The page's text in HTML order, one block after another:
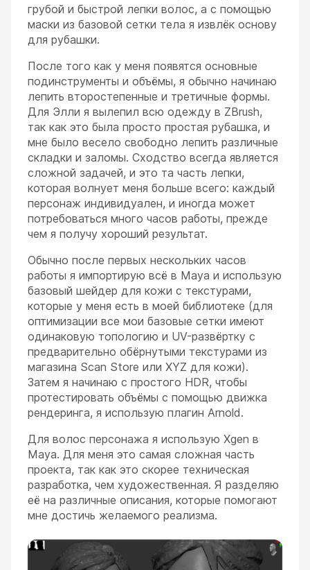
грубой и быстрой лепки волос, а с помощью
маски из базовой сетки тела я извлёк основу
для рубашки.
После того как у меня появятся основные
подинструменты и объёмы, я обычно начинаю
лепить второстепенные и третичные формы.
Для Элли я вылепил всю одежду в ZBrush,
так как это была просто простая рубашка, и
мне было весело свободно лепить различные
складки и заломы. Сходство всегда является
сложной задачей, и это та часть лепки,
которая волнует меня больше всего: каждый
персонаж индивидуален, и иногда может
потребоваться много часов работы, прежде
чем я получу хороший результат.
Обычно после первых нескольких часов
работы я импортирую всё в Maya и использую
базовый шейдер для кожи с текстурами,
которые у меня есть в моей библиотеке (для
оптимизации все мои базовые сетки имеют
одинаковую топологию и UV-развёртку с
предварительно обёрнутыми текстурами из
магазина Scan Store или XYZ для кожи).
Затем я начинаю с простого HDR, чтобы
протестировать объёмы с помощью движка
рендеринга, я использую плагин Arnold.
Для волос персонажа я использую Xgen в
Maya. Для меня это самая сложная часть
проекта, так как это скорее техническая
разработка, чем художественная. Я разделяю
её на различные описания, которые помогают
мне достичь желаемого реализма.